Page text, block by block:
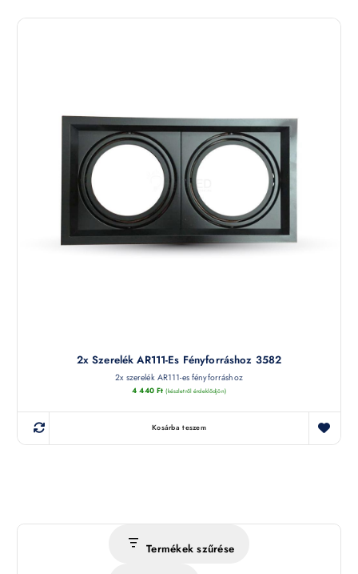
2x Szerelék AR111-Es Fényforráshoz 3582
2x szerelék AR111-es fényforráshoz
4 440 Ft (készletről érdeklődjön)
Kosárba teszem
Termékek szűrése